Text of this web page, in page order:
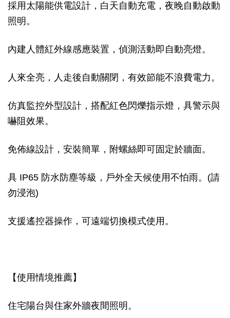
採用太陽能供電設計，白天自動充電，夜晚自動啟動
照明。
內建人體紅外線感應裝置，偵測活動即自動亮燈。
人來全亮，人走後自動關閉，有效節能不浪費電力。
仿真監控外型設計，搭配紅色閃爍指示燈，具警示與
嚇阻效果。
免佈線設計，安裝簡單，附螺絲即可固定於牆面。
具 IP65 防水防塵等級，戶外全天候使用不怕雨。(請
勿浸泡)
支援遙控器操作，可遠端切換模式使用。
【使用情境推薦】
住宅陽台與住家外牆夜間照明。